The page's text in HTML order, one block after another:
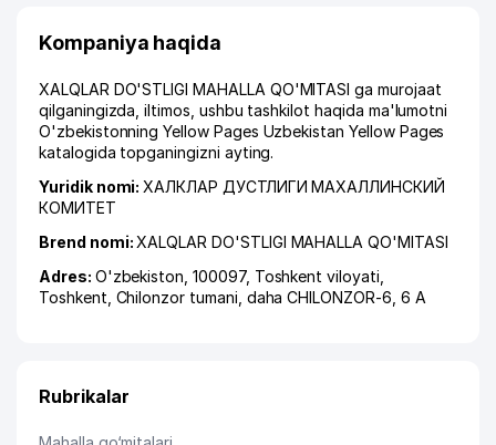
Kompaniya haqida
XALQLAR DO'STLIGI MAHALLA QO'MITASI ga murojaat
qilganingizda, iltimos, ushbu tashkilot haqida ma'lumotni
O'zbekistonning Yellow Pages Uzbekistan Yellow Pages
katalogida topganingizni ayting.
Yuridik nomi:ХАЛКЛАР ДУСТЛИГИ МАХАЛЛИНСКИЙ
КОМИТЕТ
Brend nomi:XALQLAR DO'STLIGI MAHALLA QO'MITASI
Adres: O'zbekiston, 100097, Toshkent viloyati
Toshkent Chilonzor tumani daha CHILONZOR-6 , 6 А
Rubrikalar